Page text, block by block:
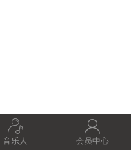

音乐人

会员中心